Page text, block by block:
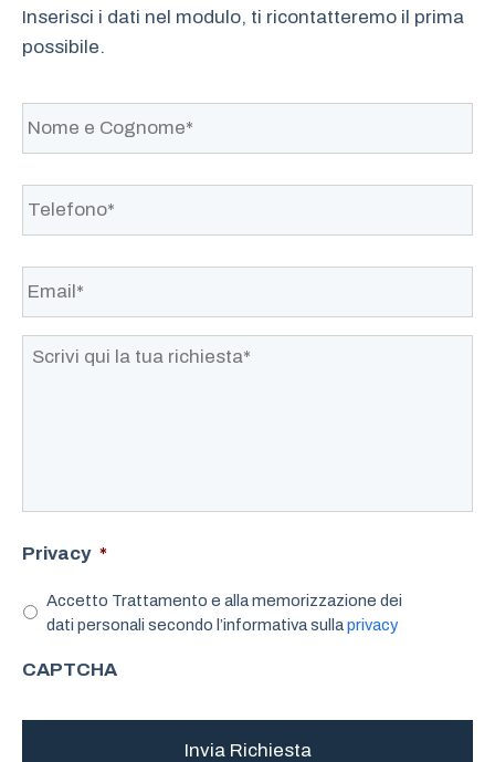
Inserisci i dati nel modulo, ti ricontatteremo il prima
possibile.
N
o
m
e
C
g
n
o
Telefono* *
Email* *
Scrivi
qui
Privacy *
Accetto Trattamento e alla memorizzazione dei
dati personali secondo l’informativa sullaprivacy
CAPTCHA